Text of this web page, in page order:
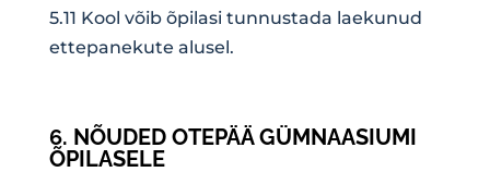
5.11 Kool võib õpilasi tunnustada laekunud
ettepanekute alusel.
6. NÕUDED OTEPÄÄ GÜMNAASIUMI
ÕPILASELE